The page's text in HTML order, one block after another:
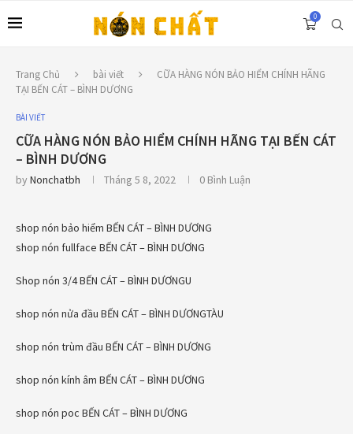
0
Trang Chủ bài viết
CỮA HÀNG NÓN BẢO HIỂM CHÍNH HÃNG
TẠI BẾN CÁT – BÌNH DƯƠNG
BÀI VIẾT
CỮA HÀNG NÓN BẢO HIỂM CHÍNH HÃNG TẠI BẾN CÁT
– BÌNH DƯƠNG
by Nonchatbh Tháng 5 8, 2022 0 Bình Luận
shop nón bảo hiểm BẾN CÁT – BÌNH DƯƠNG
shop nón fullface BẾN CÁT – BÌNH DƯƠNG
Shop nón 3/4 BẾN CÁT – BÌNH DƯƠNGU
shop nón nửa đầu BẾN CÁT – BÌNH DƯƠNGTÀU
shop nón trùm đầu BẾN CÁT – BÌNH DƯƠNG
shop nón kính âm BẾN CÁT – BÌNH DƯƠNG
shop nón poc BẾN CÁT – BÌNH DƯƠNG